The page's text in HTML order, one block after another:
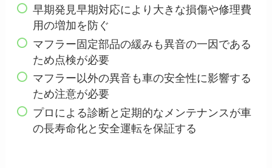
早期発見早期対応により大きな損傷や修理費
用の増加を防ぐ
マフラー固定部品の緩みも異音の一因である
ため点検が必要
マフラー以外の異音も車の安全性に影響する
ため注意が必要
プロによる診断と定期的なメンテナンスが車
の長寿命化と安全運転を保証する